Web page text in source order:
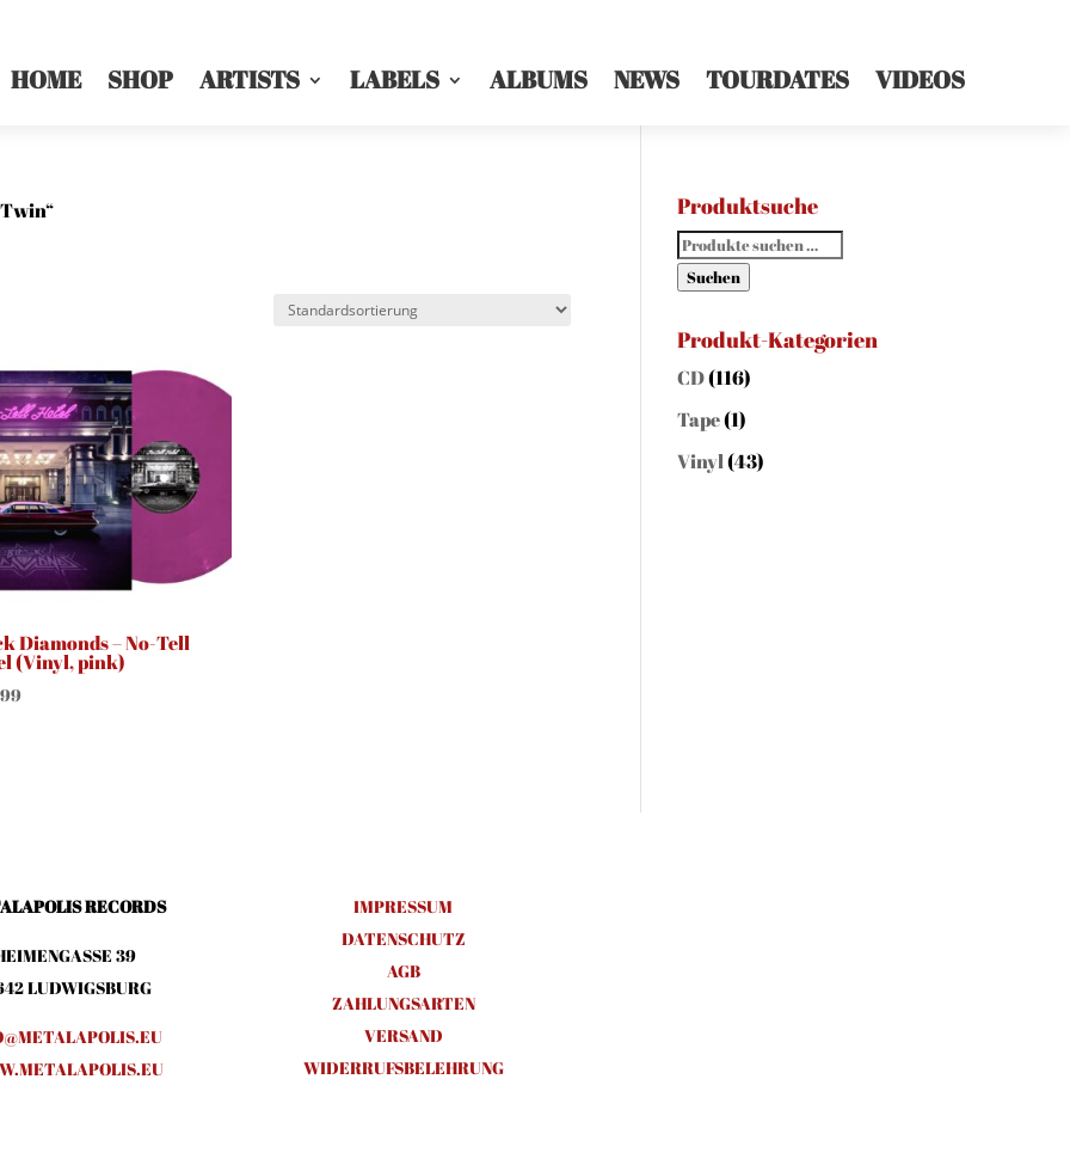
HOME SHOP ARTISTS LABELS ALBUMS NEWS TOURDATES VIDEOS
Diamonds – No-Tell
(Vinyl, pink)
Produktsuche
Suchen
nach:
Suchen
Produkt-Kategorien
CD(116)
Tape(1)
Vinyl(43)
RECORDS
39
LUDWIGSBURG
IMPRESSUM
DATENSCHUTZ
AGB
ZAHLUNGSARTEN
VERSAND
WIDERRUFSBELEHRUNG